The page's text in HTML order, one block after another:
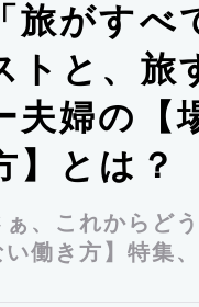
「旅がす
トと、旅
夫婦の【
】とは？
ぁ、これからど
い働き方】特集